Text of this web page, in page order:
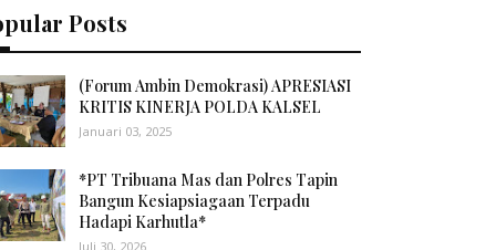
Posts
(Forum Ambin Demokrasi) APRESIASI
KRITIS KINERJA POLDA KALSEL
Januari 03, 2025
*PT Tribuana Mas dan Polres Tapin
Bangun Kesiapsiagaan Terpadu
Hadapi Karhutla*
Juli 30, 2026